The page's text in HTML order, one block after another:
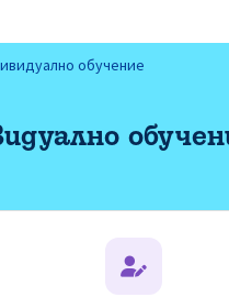
обучение